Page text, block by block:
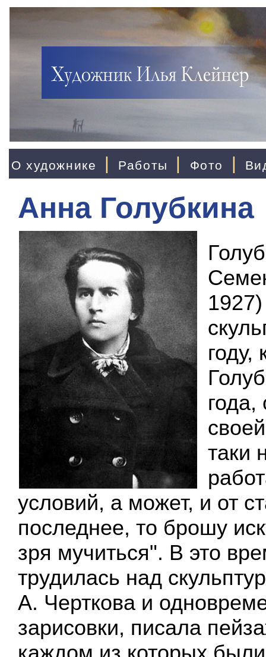
О художнике | Работы | Фото |
Анна Голубкина
году,
таки
условий, а может, и от
последнее, то брошу
зря мучиться". В это
трудилась над
А. Черткова и
зарисовки, писала